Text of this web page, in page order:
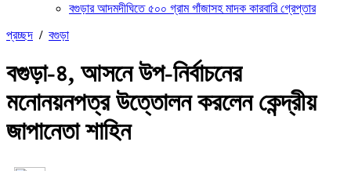
বগুড়ার আদমদীঘিতে ৫০০ গ্রাম গাঁজাসহ মাদক কারবারি গ্রেপ্তার
প্রচ্ছদ / বগুড়া
বগুড়া-৪, আসনে উপ-নির্বাচনের
মনোনয়নপত্র উত্তোলন করলেন কেন্দ্রীয়
জাপানেতা শাহিন